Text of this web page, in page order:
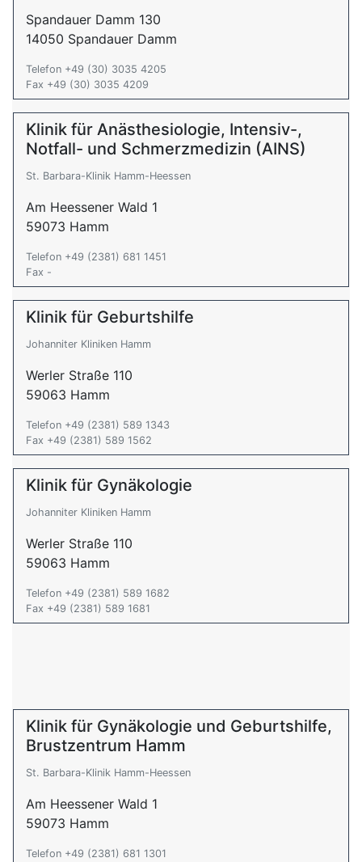
Spandauer Damm 130
14050 Spandauer Damm
Telefon +49 (30) 3035 4205
Fax +49 (30) 3035 4209
Klinik für Anästhesiologie, Intensiv-,
Notfall- und Schmerzmedizin (AINS)
St. Barbara-Klinik Hamm-Heessen
Am Heessener Wald 1
59073 Hamm
Telefon +49 (2381) 681 1451
Fax -
Klinik für Geburtshilfe
Johanniter Kliniken Hamm
Werler Straße 110
59063 Hamm
Telefon +49 (2381) 589 1343
Fax +49 (2381) 589 1562
Klinik für Gynäkologie
Johanniter Kliniken Hamm
Werler Straße 110
59063 Hamm
Telefon +49 (2381) 589 1682
Fax +49 (2381) 589 1681
Klinik für Gynäkologie und Geburtshilfe,
Brustzentrum Hamm
St. Barbara-Klinik Hamm-Heessen
Am Heessener Wald 1
59073 Hamm
Telefon +49 (2381) 681 1301